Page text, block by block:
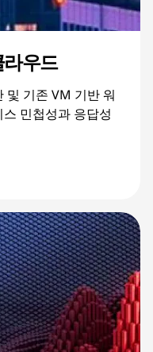
우드
및 기존 VM 기반 워
민첩성과 응답성